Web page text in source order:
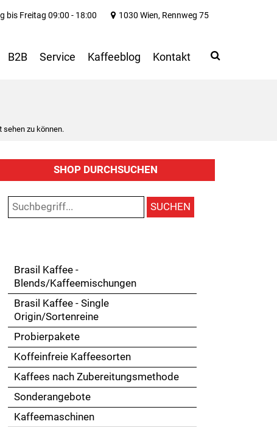
sehen zu können.
bis Freitag 09:00 - 18:00 1030 Wien, Rennweg 75
B2B Service Kaffeeblog Kontakt Search
SHOP DURCHSUCHEN
SUCHEN
Brasil Kaffee -
Blends/Kaffeemischungen
Brasil Kaffee - Single
Origin/Sortenreine
Probierpakete
Koffeinfreie Kaffeesorten
Kaffees nach Zubereitungsmethode
Sonderangebote
Kaffeemaschinen